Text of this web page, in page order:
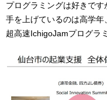
プログラミングは好きです
手を上げているのは高学年
超高速IchigoJamプログラ